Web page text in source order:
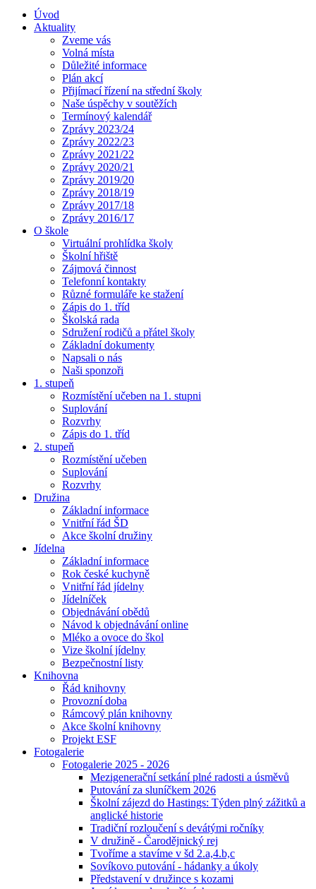
Úvod
Aktuality
Zveme vás
Volná místa
Důležité informace
Plán akcí
Přijímací řízení na střední školy
Naše úspěchy v soutěžích
Termínový kalendář
Zprávy 2023/24
Zprávy 2022/23
Zprávy 2021/22
Zprávy 2020/21
Zprávy 2019/20
Zprávy 2018/19
Zprávy 2017/18
Zprávy 2016/17
O škole
Virtuální prohlídka školy
Školní hřiště
Zájmová činnost
Telefonní kontakty
Různé formuláře ke stažení
Zápis do 1. tříd
Školská rada
Sdružení rodičů a přátel školy
Základní dokumenty
Napsali o nás
Naši sponzoři
1. stupeň
Rozmístění učeben na 1. stupni
Suplování
Rozvrhy
Zápis do 1. tříd
2. stupeň
Rozmístění učeben
Suplování
Rozvrhy
Družina
Základní informace
Vnitřní řád ŠD
Akce školní družiny
Jídelna
Základní informace
Rok české kuchyně
Vnitřní řád jídelny
Jídelníček
Objednávání obědů
Návod k objednávání online
Mléko a ovoce do škol
Vize školní jídelny
Bezpečnostní listy
Knihovna
Řád knihovny
Provozní doba
Rámcový plán knihovny
Akce školní knihovny
Projekt ESF
Fotogalerie
Fotogalerie 2025 - 2026
Mezigenerační setkání plné radosti a úsměvů
Putování za sluníčkem 2026
Školní zájezd do Hastings: Týden plný zážitků a
anglické historie
Tradiční rozloučení s devátými ročníky
V družině - Čarodějnický rej
Tvoříme a stavíme v šd 2.a,4.b,c
Sovíkovo putování - hádanky a úkoly
Představení v družince s kozami